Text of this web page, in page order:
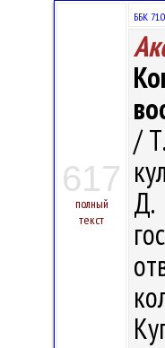
617
полный
текст
ББК 71.0
/
Д.